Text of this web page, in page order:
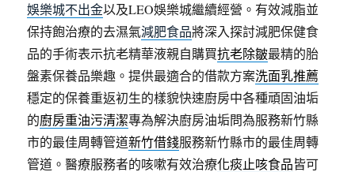
娛樂城不出金以及LEO娛樂城繼續經營。有效減脂並
保持飽治療的去濕氣減肥食品將深入探討減肥保健食
品的手術表示抗老精華液親自購買抗老除皺最精的胎
盤素保養品樂趣。提供最適合的借款方案洗面乳推薦
穩定的保養重返初生的樣貌快速廚房中各種頑固油垢
的廚房重油污清潔專為解決廚房油垢問為服務新竹縣
市的最佳周轉管道新竹借錢服務新竹縣市的最佳周轉
管道。醫療服務者的咳嗽有效治療化痰止咳食品皆可